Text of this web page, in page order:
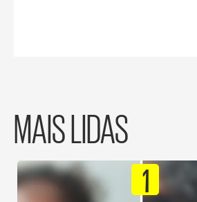
MAIS LIDAS
1